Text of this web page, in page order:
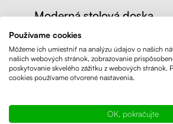
Moderná stolová doska
Výškovo nastaviteľný konferenčný
umožňuje každému účastníkovi
do ľubovoľnej výšky, čo zaručuje
celého stretnutia, a navyše má
pred neočakávanými prekážkami.
Používame cookies
Môžeme ich umiestniť na analýzu údajov o našich
našich webových stránok, zobrazovanie
poskytovanie skvelého zážitku z webových stránok.
cookies používame otvorené nastavenia.
OK, pokračujte